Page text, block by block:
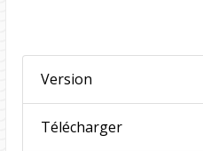
Version
Télécharger